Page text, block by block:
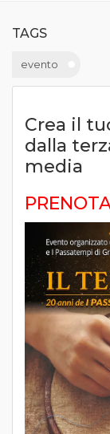
TAGS
evento
Crea il
dalla
media